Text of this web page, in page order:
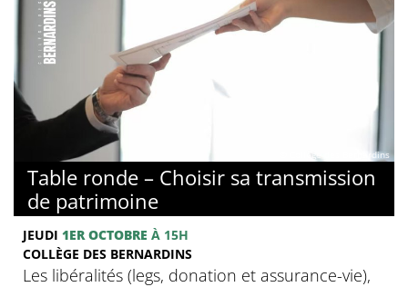
© Collège des Bernardins
Table ronde – Choisir sa transmission
de patrimoine
JEUDI 1ER OCTOBRE À 15H
COLLÈGE DES BERNARDINS
Les libéralités (legs, donation et assurance-vie),